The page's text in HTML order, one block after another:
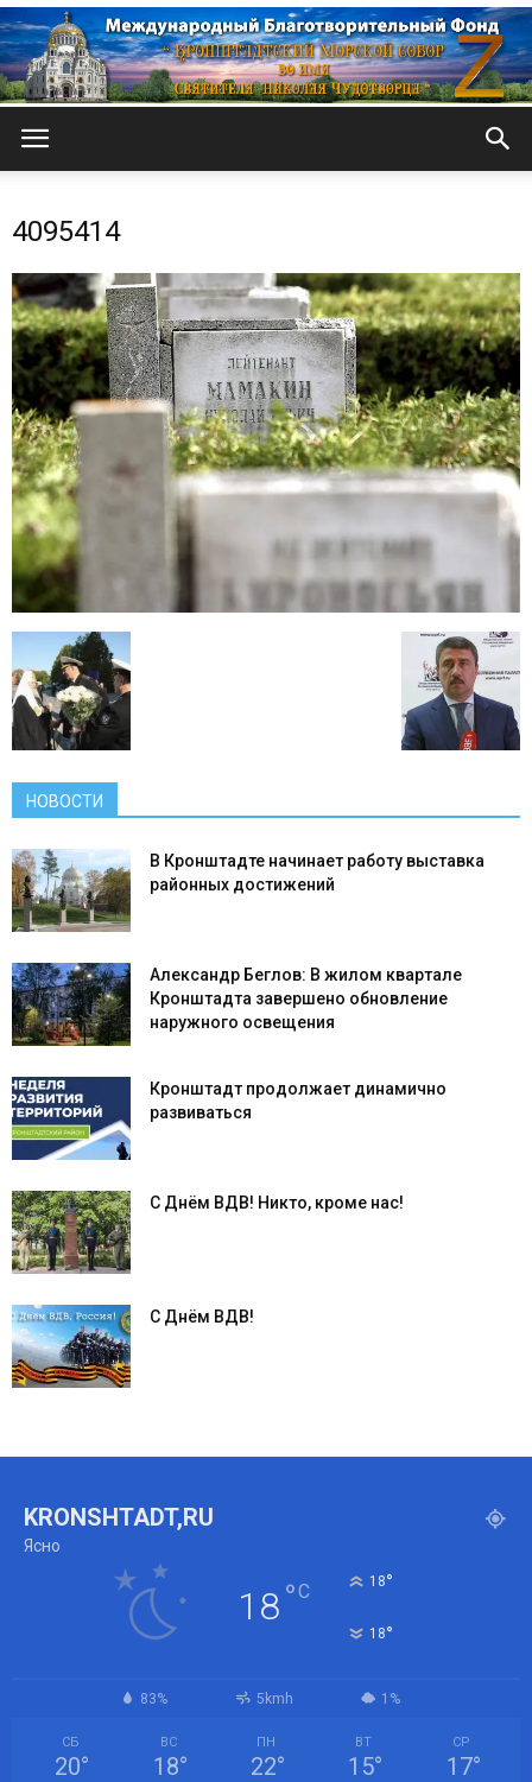
собор
4095414
НОВОСТИ
В Кронштадте начинает работу выставка
районных достижений
Александр Беглов: В жилом квартале
Кронштадта завершено обновление
наружного освещения
Кронштадт продолжает динамично
развиваться
С Днём ВДВ! Никто, кроме нас!
С Днём ВДВ!
KRONSHTADT,RU
Ясно
18°C 18°
18°
83% 5kmh 1%
СБ
20°
ВС
18°
ПН
22°
ВТ
15°
СР
17°